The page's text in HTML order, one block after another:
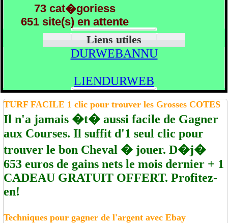
73 cat�goriess
651 site(s) en attente
Liens utiles
DURWEBANNU
LIENDURWEB
TURF FACILE 1 clic pour trouver les Grosses COTES
Il n'a jamais �t� aussi facile de Gagner
aux Courses. Il suffit d'1 seul clic pour
trouver le bon Cheval � jouer. D�j�
653 euros de gains nets le mois dernier + 1
CADEAU GRATUIT OFFERT. Profitez-
en!
Techniques pour gagner de l'argent avec Ebay